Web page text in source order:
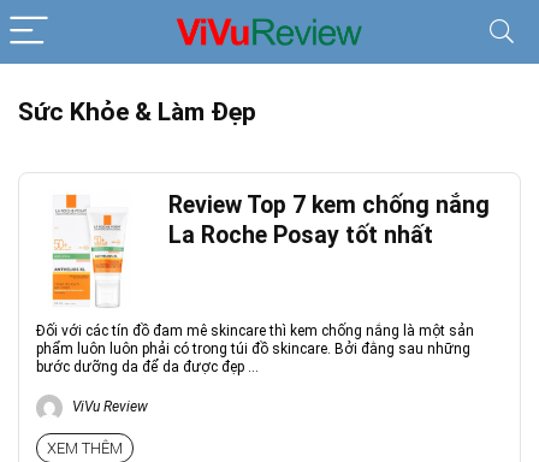
Sức Khỏe & Làm Đẹp
Review Top 7 kem chống nắng
La Roche Posay tốt nhất
Đối với các tín đồ đam mê skincare thì kem chống nắng là một sản
phẩm luôn luôn phải có trong túi đồ skincare. Bởi đằng sau những
bước dưỡng da để da được đẹp ...
ViVu Review
XEM THÊM